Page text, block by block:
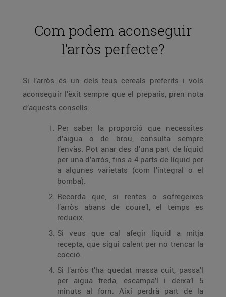
Com podem aconseguir
l’arròs perfecte?
Si l’arròs és un dels teus cereals preferits i vols
aconseguir l’èxit sempre que el preparis, pren nota
d’aquests consells:
Per saber la proporció que necessites
d’aigua o de brou, consulta sempre
l’envàs. Pot anar des d’una part de líquid
per una d’arròs, fins a 4 parts de líquid per
a algunes varietats (com l’integral o el
bomba).
Recorda que, si rentes o sofregeixes
l’arròs abans de coure’l, el temps es
redueix.
Si veus que cal afegir líquid a mitja
recepta, que sigui calent per no trencar la
cocció.
Si l’arròs t’ha quedat massa cuit, passa’l
per aigua freda, escampa’l i deixa’l 5
minuts al forn. Així perdrà part de la